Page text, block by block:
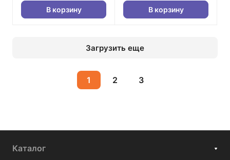
В корзину В корзину
Загрузить еще
1 2 3
Каталог